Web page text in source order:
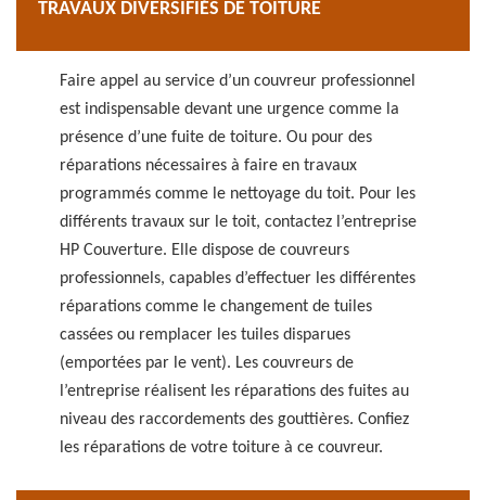
TRAVAUX DIVERSIFIÉS DE TOITURE
Faire appel au service d’un couvreur professionnel
est indispensable devant une urgence comme la
présence d’une fuite de toiture. Ou pour des
réparations nécessaires à faire en travaux
programmés comme le nettoyage du toit. Pour les
différents travaux sur le toit, contactez l’entreprise
HP Couverture. Elle dispose de couvreurs
professionnels, capables d’effectuer les différentes
réparations comme le changement de tuiles
cassées ou remplacer les tuiles disparues
(emportées par le vent). Les couvreurs de
l’entreprise réalisent les réparations des fuites au
niveau des raccordements des gouttières. Confiez
les réparations de votre toiture à ce couvreur.